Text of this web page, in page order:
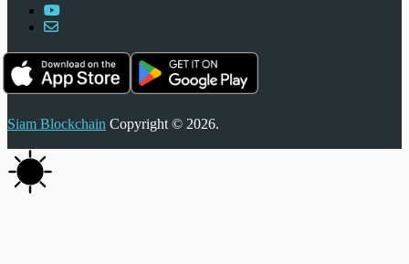
Siam Blockchain Copyright © 2026.